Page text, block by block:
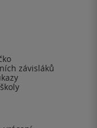
závisláků